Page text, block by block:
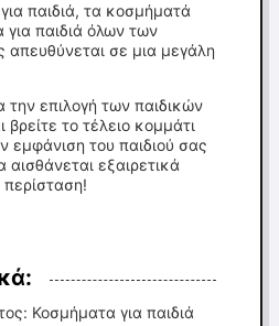
παιδιά, τα κοσμήματά
για παιδιά όλων των
απευθύνεται σε μια μεγάλη
επιλογή των παιδικών
το τέλειο κομμάτι
εμφάνιση του παιδιού σας
εξαιρετικά
Κοσμήματα για παιδιά